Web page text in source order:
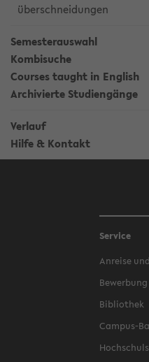
überschneidungen
Semesterauswahl
Kombisuche
Courses taught in English
Archivierte Studiengänge
Verlauf
Hilfe & Kontakt
Service
Anreise
Bewerbung
Bibliothek
Campus-